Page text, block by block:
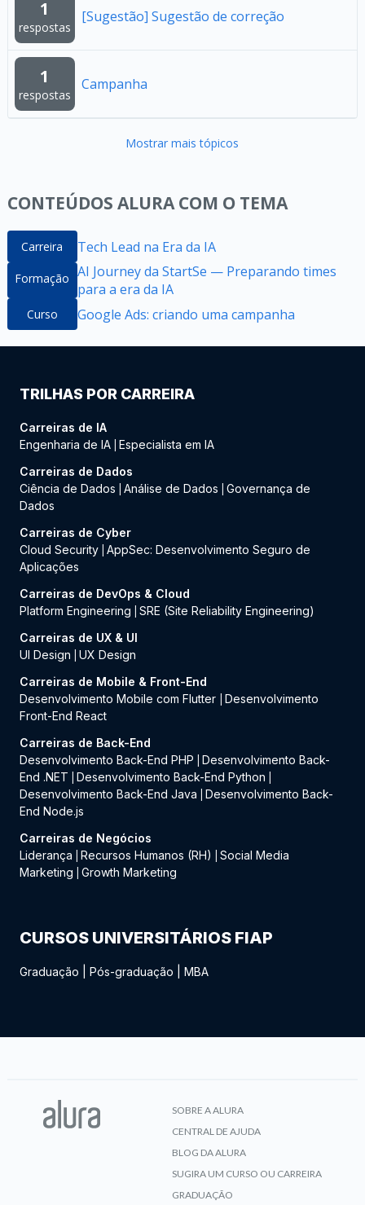
1
respostas
[Sugestão] Sugestão de correção
1
respostas
Campanha
Mostrar mais tópicos
CONTEÚDOS ALURA COM O TEMA
Carreira Tech Lead na Era da IA
Formação AI Journey da StartSe — Preparando times
para a era da IA
Curso Google Ads: criando uma campanha
TRILHAS POR CARREIRA
Carreiras de IA
Engenharia de IA Especialista em IA
Carreiras de Dados
Ciência de Dados
Análise de Dados
Governança de
Dados
Carreiras de Cyber
Cloud Security AppSec: Desenvolvimento Seguro de
Aplicações
Carreiras de DevOps & Cloud
Platform Engineering
SRE (Site Reliability Engineering)
Carreiras de UX & UI
UI Design
UX Design
Carreiras de Mobile & Front-End
Desenvolvimento Mobile com Flutter
Desenvolvimento
Front-End React
Carreiras de Back-End
Desenvolvimento Back-End PHP
Desenvolvimento Back-
End .NET
Desenvolvimento Back-End Python
Desenvolvimento Back-End Java
Desenvolvimento Back-
End Node.js
Carreiras de Negócios
Liderança
Recursos Humanos (RH)
Social Media
Marketing
Growth Marketing
CURSOS UNIVERSITÁRIOS FIAP
Graduação Pós-graduação MBA
SOBRE A ALURA
CENTRAL DE AJUDA
BLOG DA ALURA
SUGIRA UM CURSO OU CARREIRA
GRADUAÇÃO